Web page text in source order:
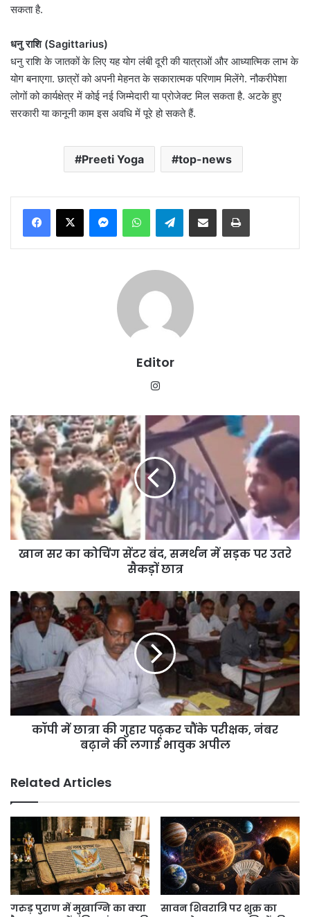
सकता है.
धनु राशि (Sagittarius)
धनु राशि के जातकों के लिए यह योग लंबी दूरी की यात्राओं और आध्यात्मिक लाभ के
योग बनाएगा. छात्रों को अपनी मेहनत के सकारात्मक परिणाम मिलेंगे. नौकरीपेशा
लोगों को कार्यक्षेत्र में कोई नई जिम्मेदारी या प्रोजेक्ट मिल सकता है. अटके हुए
सरकारी या कानूनी काम इस अवधि में पूरे हो सकते हैं.
Preeti Yoga top-news
MessengerWhatsAppTelegramShare via Email Print
Editor
खान
सर
का
कोचिंग
सेंटर
बंद,
समर्थन
में
सड़क
छात्र
खान सर का कोचिंग सेंटर बंद, समर्थन में सड़क पर उतरे
सैकड़ों छात्र
कॉपी
छात्रा
की
गुहार
पढ़कर
चौंके
नंबर
अपील
कॉपी में छात्रा की गुहार पढ़कर चौंके परीक्षक, नंबर
बढ़ाने की लगाई भावुक अपील
Related Articles
गरुड़ पुराण में मुखाग्नि का क्या
सावन शिवरात्रि पर शुक्र का